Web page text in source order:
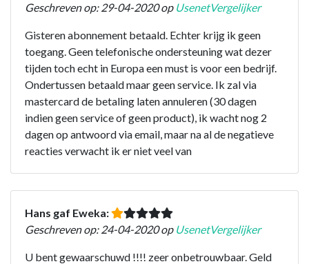
Geschreven op: 29-04-2020 op UsenetVergelijker
Gisteren abonnement betaald. Echter krijg ik geen
toegang. Geen telefonische ondersteuning wat dezer
tijden toch echt in Europa een must is voor een bedrijf.
Ondertussen betaald maar geen service. Ik zal via
mastercard de betaling laten annuleren (30 dagen
indien geen service of geen product), ik wacht nog 2
dagen op antwoord via email, maar na al de negatieve
reacties verwacht ik er niet veel van
Hans gaf Eweka:
Geschreven op: 24-04-2020 op UsenetVergelijker
U bent gewaarschuwd !!!! zeer onbetrouwbaar. Geld